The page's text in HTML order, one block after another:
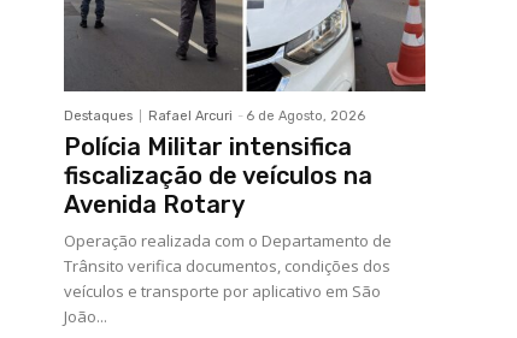
Destaques Rafael Arcuri - 6 de Agosto, 2026
Polícia Militar intensifica
fiscalização de veículos na
Avenida Rotary
Operação realizada com o Departamento de
Trânsito verifica documentos, condições dos
veículos e transporte por aplicativo em São
João...